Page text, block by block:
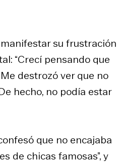
su frustración
“Crecí pensando que
destrozó ver que no
hecho, no podía estar
que no encajaba
de chicas famosas”, y